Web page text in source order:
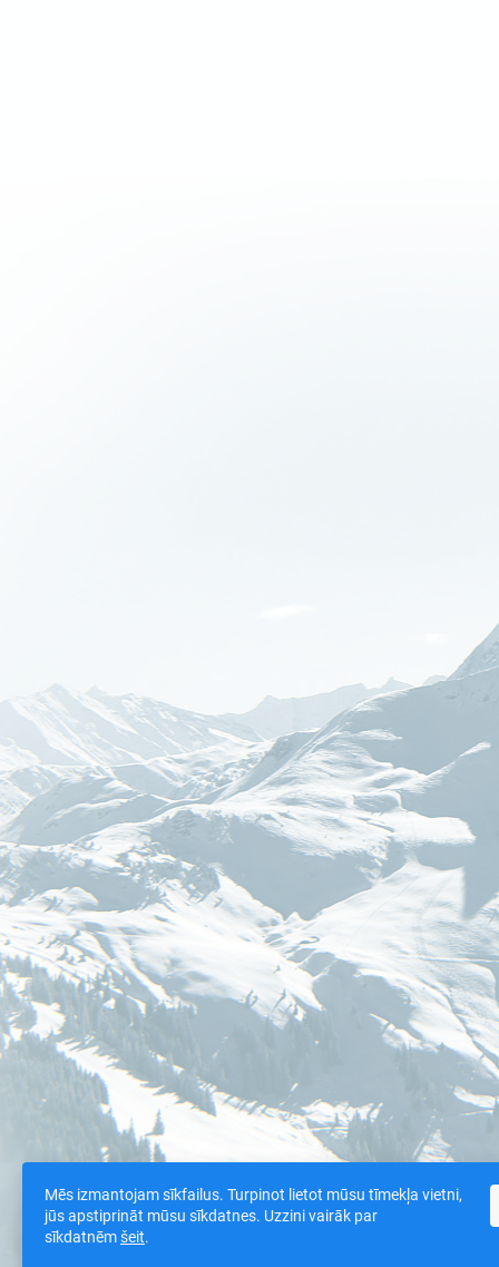
Mēs izmantojam sīkfailus. Turpinot lietot mūsu tīmekļa vietni,
jūs apstiprināt mūsu sīkdatnes. Uzzini vairāk par
sīkdatnēmšeit.